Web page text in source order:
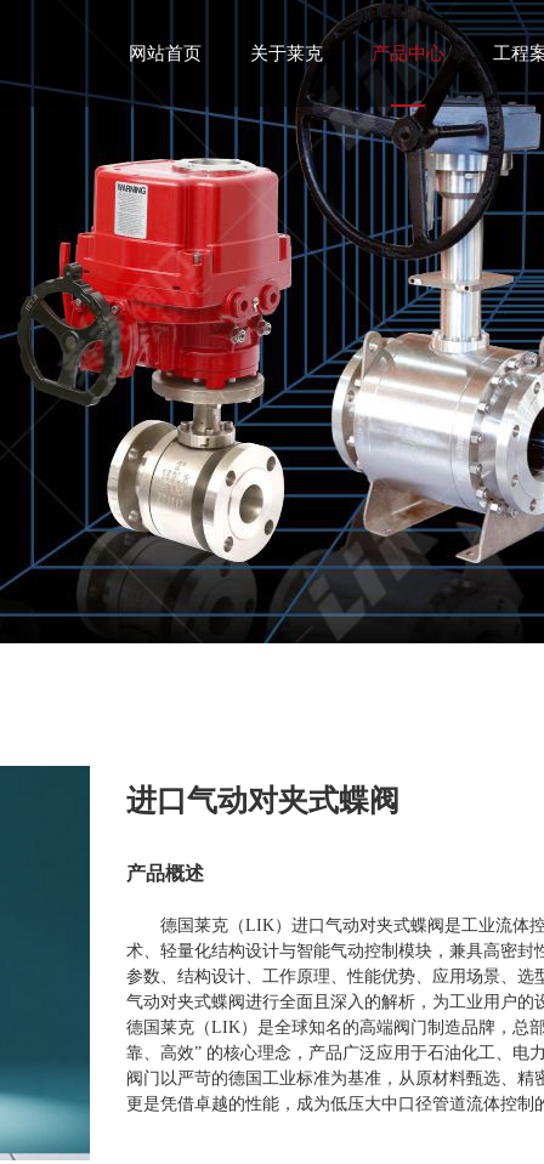
网站首页 关于莱克 产品中心 工程
进口气动对夹式蝶阀
产品概述
德国莱克（LIK）进口气动对夹式蝶阀是工业流体
术、轻量化结构设计与智能气动控制模块，兼具高密
参数、结构设计、工作原理、性能优势、应用场景、
气动对夹式蝶阀进行全面且深入的解析，为工业用户
德国莱克（LIK）是全球知名的高端阀门制造品牌，总
靠、高效” 的核心理念，产品广泛应用于石油化工、电
阀门以严苛的德国工业标准为基准，从原材料甄选、
更是凭借卓越的性能，成为低压大中口径管道流体控制